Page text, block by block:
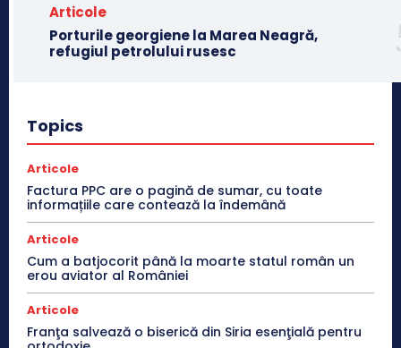
Articole
Porturile georgiene la Marea Neagră,
refugiul petrolului rusesc
Topics
Articole
Factura PPC are o pagină de sumar, cu toate
informațiile care contează la îndemână
Articole
Cum a batjocorit până la moarte statul român un
erou aviator al României
Articole
Franţa salvează o biserică din Siria esenţială pentru